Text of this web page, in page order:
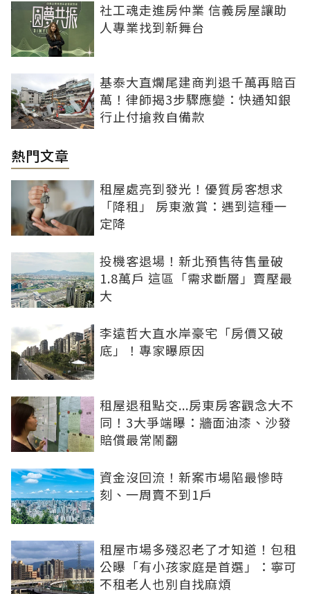
社工魂走進房仲業 信義房屋讓助
人專業找到新舞台
基泰大直爛尾建商判退千萬再賠百
萬！律師揭3步驟應變：快通知銀
行止付搶救自備款
熱門文章
租屋處亮到發光！優質房客想求
「降租」 房東激賞：遇到這種一
定降
投機客退場！新北預售待售量破
1.8萬戶 這區「需求斷層」賣壓最
大
李遠哲大直水岸豪宅「房價又破
底」！專家曝原因
租屋退租點交...房東房客觀念大不
同！3大爭端曝：牆面油漆、沙發
賠償最常鬧翻
資金沒回流！新案市場陷最慘時
刻、一周賣不到1戶
租屋市場多殘忍老了才知道！包租
公曝「有小孩家庭是首選」：寧可
不租老人也別自找麻煩